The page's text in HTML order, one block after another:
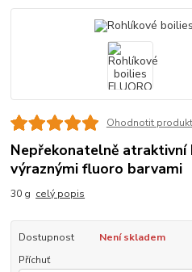
Ohodnotit produkt
Nepřekonatelně atraktivní
výraznými fluoro barvami
30 g celý popis
Dostupnost
Není skladem
Příchuť